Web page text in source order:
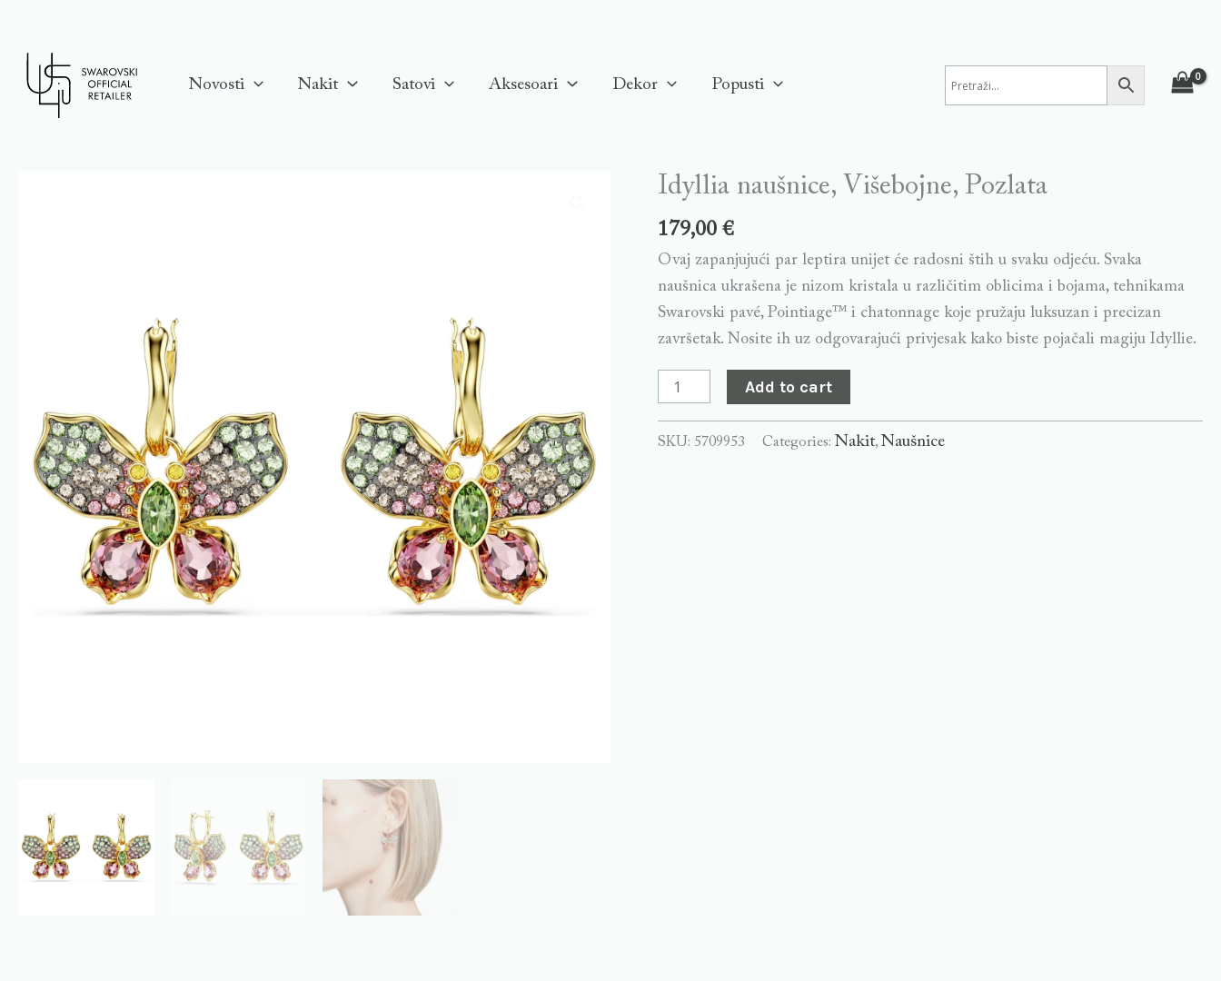
content
Novosti
Nakit Satovi Aksesoari Dekor Popusti
Idyllia naušnice, Višebojne, Pozlata
179,00€
Ovaj zapanjujući par leptira unijet će radosni štih u svaku odjeću. Svaka
naušnica ukrašena je nizom kristala u različitim oblicima i bojama, tehnikama
Swarovski pavé, Pointiage™ i chatonnage koje pružaju luksuzan i precizan
završetak. Nosite ih uz odgovarajući privjesak kako biste pojačali magiju Idyllie.
Idyllia
Višebojne,
Pozlata
quantity
Add to cart
SKU: 5709953 Categories:Nakit,Naušnice